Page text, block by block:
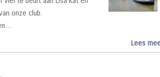
onze club.
Lees